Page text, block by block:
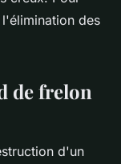
des
de frelon
d'un